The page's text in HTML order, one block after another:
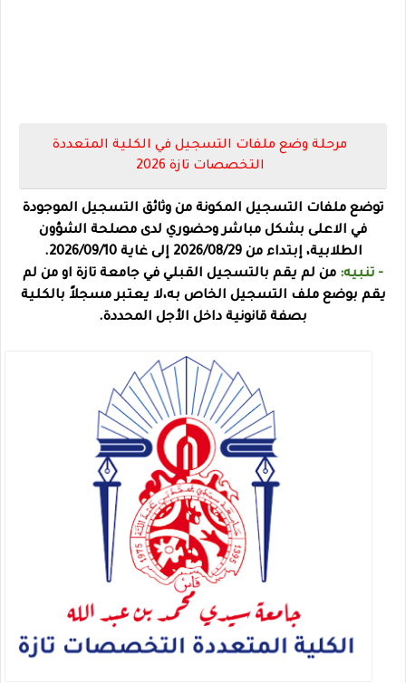
مرحلة وضع ملفات التسجيل في الكلية المتعددة
التخصصات تازة 2026
توضع ملفات التسجيل المكونة من وثائق التسجيل الموجودة
في الاعلى بشكل مباشر وحضوري لدى مصلحة الشؤون
الطلابية، إبتداء من 2026/08/29 إلى غاية 2026/09/10.
- تنبيه: من لم يقم بالتسجيل القبلي في جامعة تازة او من لم
يقم بوضع ملف التسجيل الخاص به،لا يعتبر مسجلاً بالكلية
بصفة قانونية داخل الأجل المحددة.